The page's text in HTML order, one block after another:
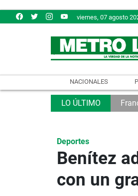
viernes, 07 agosto
NACIONALES
Deportes
Benítez
con un